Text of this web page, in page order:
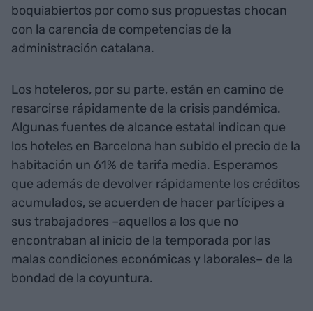
boquiabiertos por como sus propuestas chocan
con la carencia de competencias de la
administración catalana.
Los hoteleros, por su parte, están en camino de
resarcirse rápidamente de la crisis pandémica.
Algunas fuentes de alcance estatal indican que
los hoteles en Barcelona han subido el precio de la
habitación un 61% de tarifa media. Esperamos
que además de devolver rápidamente los créditos
acumulados, se acuerden de hacer partícipes a
sus trabajadores –aquellos a los que no
encontraban al inicio de la temporada por las
malas condiciones económicas y laborales– de la
bondad de la coyuntura.